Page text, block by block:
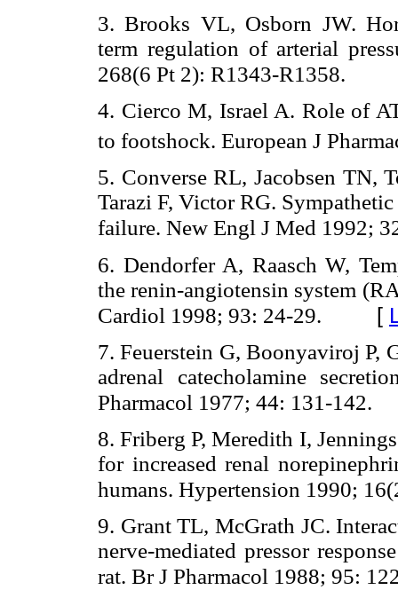
3. Brooks VL, Osborn JW.
term regulation of arterial
268(6 Pt 2): R1343-R1358.
4. Cierco M, Israel A. Role of
to footshock. European J
5. Converse RL, Jacobsen TN,
Tarazi F, Victor RG.
failure. New Engl J Med 1992;
6. Dendorfer A, Raasch W,
the renin-angiotensin system
Cardiol 1998; 93: 24-29.
[
7. Feuerstein G, Boonyaviroj P,
adrenal catecholamine
Pharmacol 1977; 44: 131-142.
8. Friberg P, Meredith I,
for increased renal
humans. Hypertension 1990;
9. Grant TL, McGrath JC.
nerve-mediated pressor
rat. Br J Pharmacol 1988; 95: